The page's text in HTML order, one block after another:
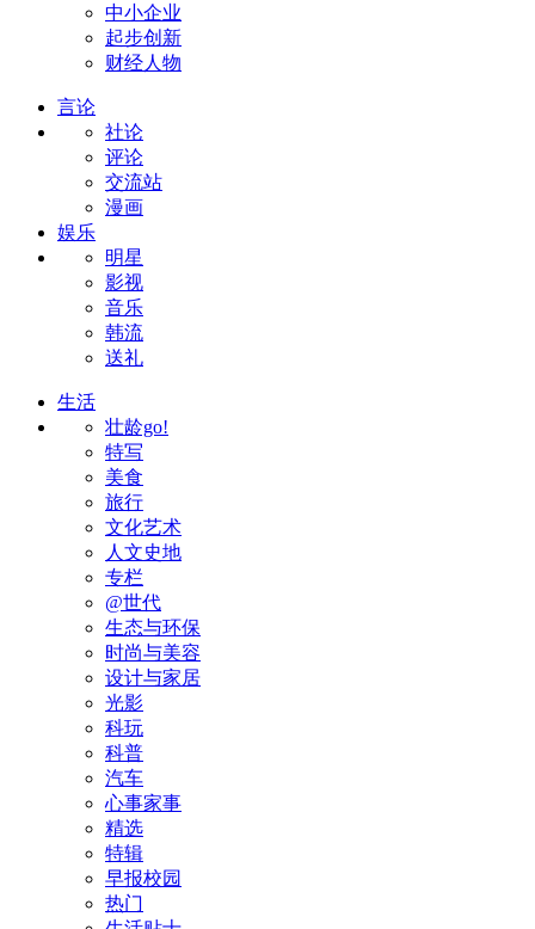
中小企业
起步创新
财经人物
言论
社论
评论
交流站
漫画
娱乐
明星
影视
音乐
韩流
送礼
生活
壮龄go!
特写
美食
旅行
文化艺术
人文史地
专栏
@世代
生态与环保
时尚与美容
设计与家居
光影
科玩
科普
汽车
心事家事
精选
特辑
早报校园
热门